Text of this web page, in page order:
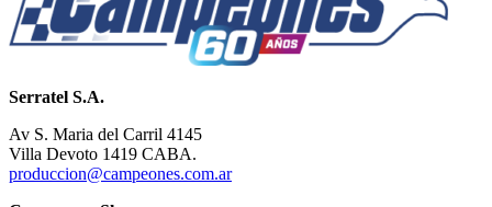
Serratel S.A.
Av S. Maria del Carril 4145
Villa Devoto 1419 CABA.
produccion@campeones.com.ar